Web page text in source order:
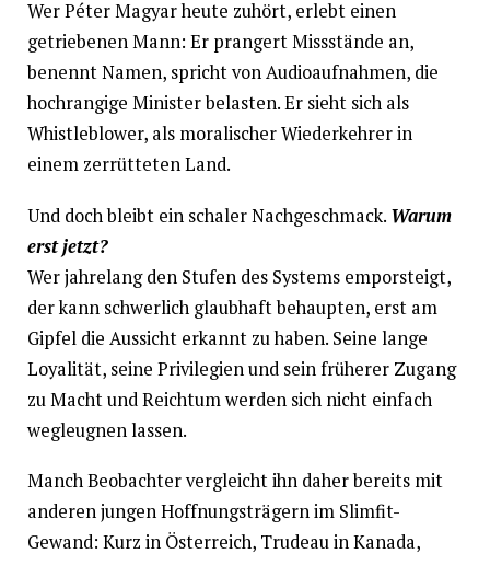
Wer Péter Magyar heute zuhört, erlebt einen
getriebenen Mann: Er prangert Missstände an,
benennt Namen, spricht von Audioaufnahmen, die
hochrangige Minister belasten. Er sieht sich als
Whistleblower, als moralischer Wiederkehrer in
einem zerrütteten Land.
Und doch bleibt ein schaler Nachgeschmack. Warum
erst jetzt?
Wer jahrelang den Stufen des Systems emporsteigt,
der kann schwerlich glaubhaft behaupten, erst am
Gipfel die Aussicht erkannt zu haben. Seine lange
Loyalität, seine Privilegien und sein früherer Zugang
zu Macht und Reichtum werden sich nicht einfach
wegleugnen lassen.
Manch Beobachter vergleicht ihn daher bereits mit
anderen jungen Hoffnungsträgern im Slimfit-
Gewand: Kurz in Österreich, Trudeau in Kanada,